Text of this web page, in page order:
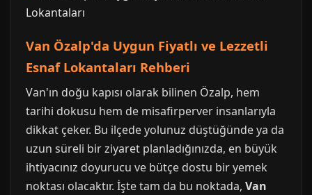
Van Özalp'da Uygun Fiyatlı ve Lezzetli
Esnaf Lokantaları Rehberi
Van'ın doğu kapısı olarak bilinen Özalp, hem
tarihi dokusu hem de misafirperver insanlarıyla
dikkat çeker. Bu ilçede yolunuz düştüğünde ya da
uzun süreli bir ziyaret planladığınızda, en büyük
ihtiyacınız doyurucu ve bütçe dostu bir yemek
noktası olacaktır. İşte tam da bu noktada, Van